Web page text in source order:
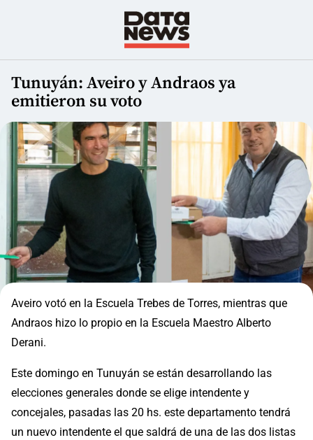
Tunuyán: Aveiro y Andraos ya
emitieron su voto
Aveiro votó en la Escuela Trebes de Torres, mientras que
Andraos hizo lo propio en la Escuela Maestro Alberto
Derani.
Este domingo en Tunuyán se están desarrollando las
elecciones generales donde se elige intendente y
concejales, pasadas las 20 hs. este departamento tendrá
un nuevo intendente el que saldrá de una de las dos listas